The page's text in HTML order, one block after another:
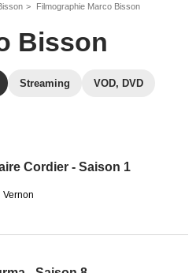
Filmographie Marco Bisson
Bisson
Streaming VOD, DVD
Cordier - Saison 1
Vernon